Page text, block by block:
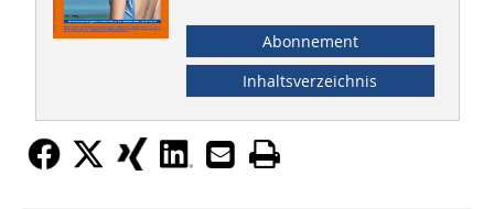
Abonnement
Inhaltsverzeichnis